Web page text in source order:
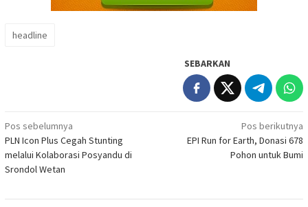
headline
SEBARKAN
Navigasi
pos
Pos sebelumnya
PLN Icon Plus Cegah Stunting
melalui Kolaborasi Posyandu di
Srondol Wetan
Pos berikutnya
EPI Run for Earth, Donasi 678
Pohon untuk Bumi